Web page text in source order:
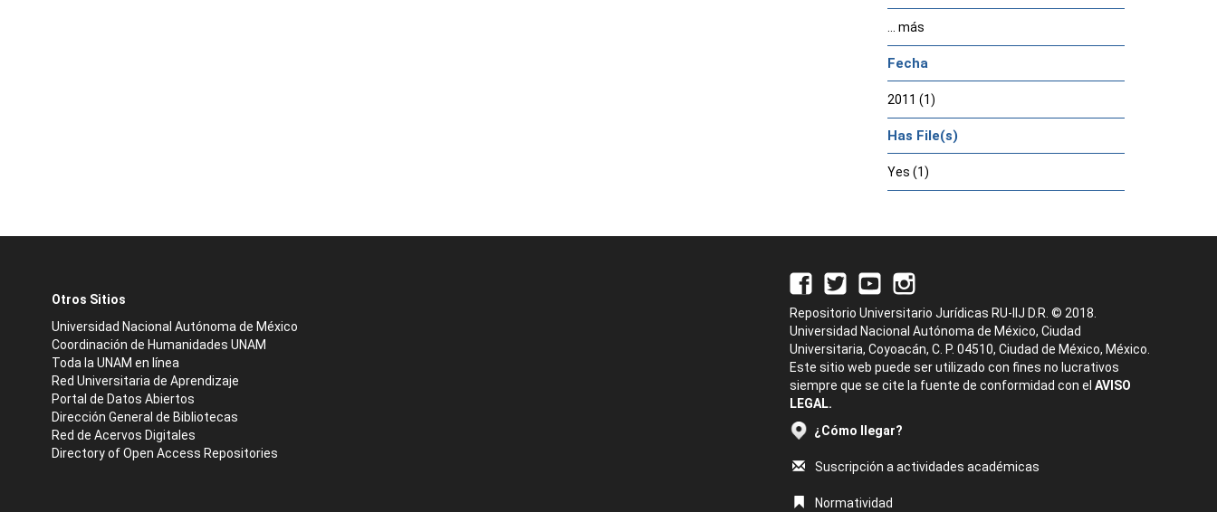
... más
Fecha
2011 (1)
Has File(s)
Yes (1)
Otros Sitios
Universidad Nacional Autónoma de México
Coordinación de Humanidades UNAM
Toda la UNAM en línea
Red Universitaria de Aprendizaje
Portal de Datos Abiertos
Dirección General de Bibliotecas
Red de Acervos Digitales
Directory of Open Access Repositories
Repositorio Universitario Jurídicas RU-IIJ D.R. © 2018.
Universidad Nacional Autónoma de México, Ciudad
Universitaria, Coyoacán, C. P. 04510, Ciudad de México, México.
Este sitio web puede ser utilizado con fines no lucrativos
siempre que se cite la fuente de conformidad con el AVISO
LEGAL.
¿Cómo llegar?
Suscripción a actividades académicas
Normatividad